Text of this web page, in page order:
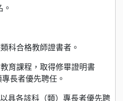
。
科合格教師證書者。
育課程，取得修畢證明書
長者優先聘任。
具各該科（類）專長者優先聘